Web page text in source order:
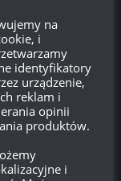
na
i
identyfikatory
urządzenie,
reklam i
opinii
produktów.
i